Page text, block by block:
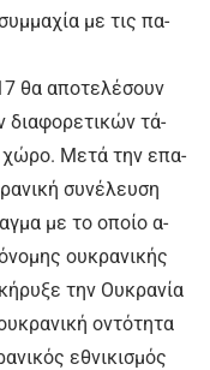
με τις πα­
θα α­πο­τε­λέ­σουν
δια­φο­ρε­τι­κών τά­
χώ­ρο. Με­τά την ε­πα­
συ­νέ­λευ­ση
με το ο­ποί­ο α­
ου­κρα­νι­κής
την Ου­κρα­νί­α
ο­ντό­τη­τα
ε­θνι­κι­σμός